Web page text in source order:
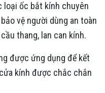
loại ốc bắt kính chuyên
vệ người dùng an toàn
thang, lan can kính.
được ứng dụng để kết
kính được chắc chắn